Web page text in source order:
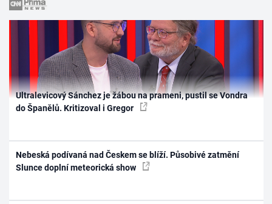
Ultralevicový Sánchez je žábou na prameni, pustil se Vondra
do Španělů. Kritizoval i Gregor
Nebeská podívaná nad Českem se blíží. Působivé zatmění
Slunce doplní meteorická show